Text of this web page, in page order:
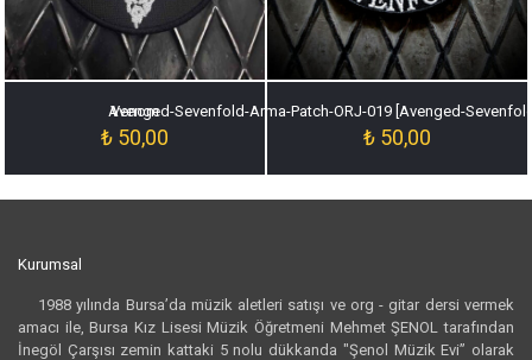
Venom
₺ 50,00
Avenged-Sevenfold-Arma-Patch-ORJ-019 [Avenged-
₺ 50,00
Kurumsal
1988 yılında Bursa’da müzik aletleri satışı ve org - gitar dersi vermek
amacı ile, Bursa Kız Lisesi Müzik Öğretmeni Mehmet ŞENOL tarafından
İnegöl Çarşısı zemin kattaki 5 nolu dükkanda "Şenol Müzik Evi” olarak